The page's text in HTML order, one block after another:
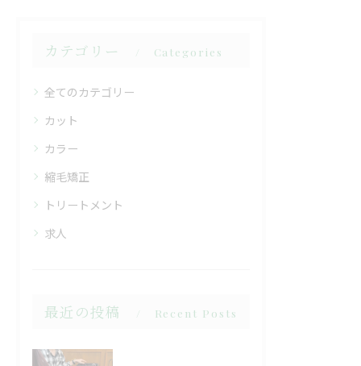
カテゴリー Categories
全てのカテゴリー
カット
カラー
縮毛矯正
トリートメント
求人
最近の投稿 Recent Posts